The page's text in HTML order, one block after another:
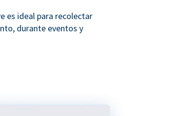
es ideal para recolectar
durante eventos y